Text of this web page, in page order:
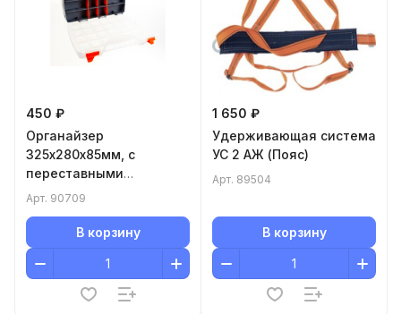
450 ₽
Органайзер
325х280х85мм, с
переставными
ячейками
Арт. 90709
В корзину
1 650 ₽
Удерживающая система
УС 2 АЖ (Пояс)
Арт. 89504
В корзину